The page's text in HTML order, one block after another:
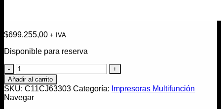
$699.255,00 + IVA
Disponible para reserva
Impresora
Epson
Multifunción
L4260
EcoTank
Añadir al carrito
SKU: C11CJ63303 Categoría: Impresoras Multifunción
Navegar